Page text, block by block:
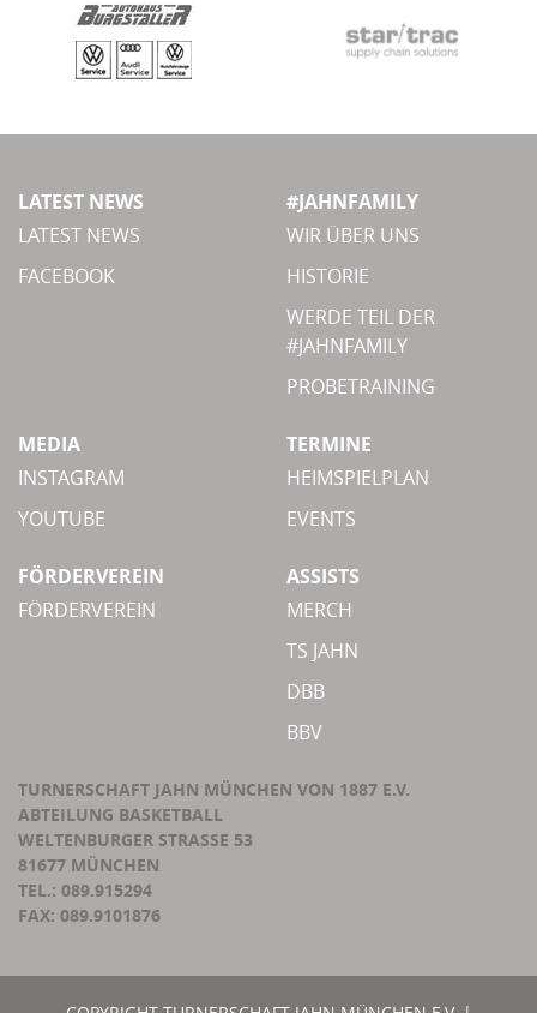
LATEST NEWS
LATEST NEWS
FACEBOOK
#JAHNFAMILY
WIR ÜBER UNS
HISTORIE
WERDE TEIL DER
#JAHNFAMILY
PROBETRAINING
MEDIA
INSTAGRAM
YOUTUBE
TERMINE
HEIMSPIELPLAN
EVENTS
FÖRDERVEREIN
FÖRDERVEREIN
ASSISTS
MERCH
TS JAHN
DBB
BBV
TURNERSCHAFT JAHN MÜNCHEN VON 1887 E.V.
ABTEILUNG BASKETBALL
WELTENBURGER STRASSE 53
81677 MÜNCHEN
TEL.: 089.915294
FAX: 089.9101876